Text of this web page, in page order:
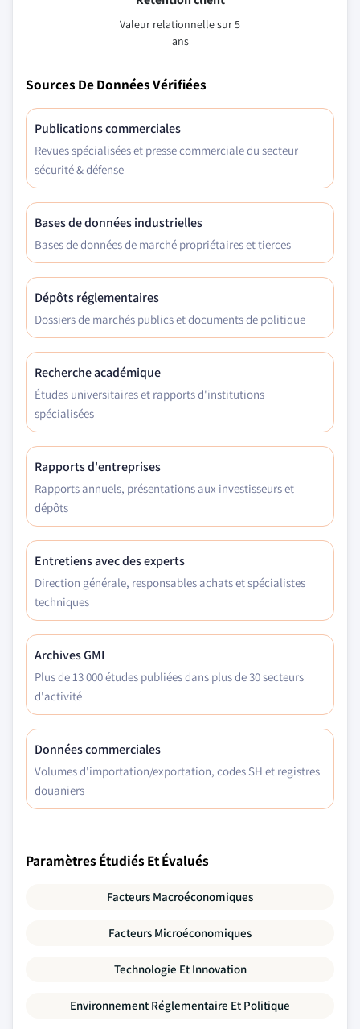
Valeur relationnelle sur 5
ans
Sources De Données Vérifiées
Publications commerciales
Revues spécialisées et presse commerciale du secteur
sécurité & défense
Bases de données industrielles
Bases de données de marché propriétaires et tierces
Dépôts réglementaires
Dossiers de marchés publics et documents de politique
Recherche académique
Études universitaires et rapports d'institutions
spécialisées
Rapports d'entreprises
Rapports annuels, présentations aux investisseurs et
dépôts
Entretiens avec des experts
Direction générale, responsables achats et spécialistes
techniques
Archives GMI
Plus de 13 000 études publiées dans plus de 30 secteurs
d'activité
Données commerciales
Volumes d'importation/exportation, codes SH et registres
douaniers
Paramètres Étudiés Et Évalués
Facteurs Macroéconomiques
Facteurs Microéconomiques
Technologie Et Innovation
Environnement Réglementaire Et Politique